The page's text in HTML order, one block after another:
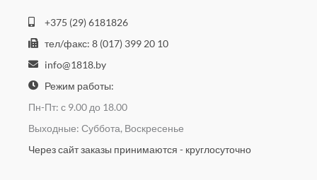
+375 (29) 6181826
тел/факс: 8 (017) 399 20 10
info@1818.by
Режим работы:
Пн-Пт: с 9.00 до 18.00
Выходные: Суббота, Воскресенье
Через сайт заказы принимаются - круглосуточно